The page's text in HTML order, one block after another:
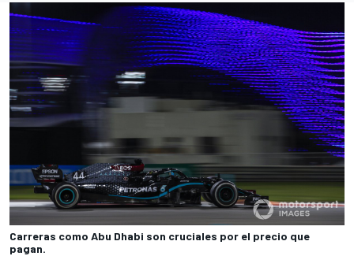
Carreras como Abu Dhabi son cruciales por el precio que
pagan.